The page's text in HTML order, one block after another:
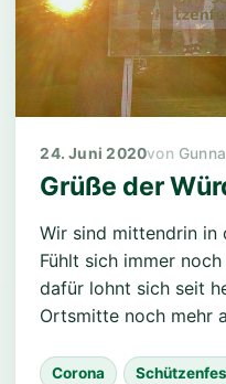
24. Juni 2020
Grüße der
Wir sind mittendrin in
Fühlt sich immer
dafür lohnt sich seit
Ortsmitte noch mehr
Corona